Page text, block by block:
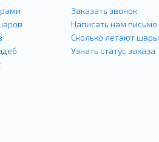
Заказать звонок
Написать нам письмо
Сколько летают шары
Узнать статус заказа